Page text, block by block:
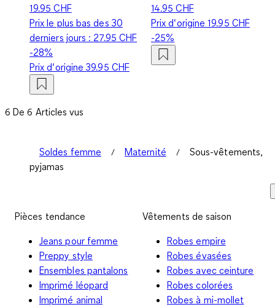
19.95 CHF
Prix le plus bas des 30
derniers jours : 27.95 CHF
-28%
Prix d‘origine39.95 CHF
14.95 CHF
Prix d‘origine19.95 CHF
-25%
6 De 6 Articles vus
Soldes femme Maternité
Sous-vêtements,
pyjamas
Pièces tendance
Jeans pour femme
Preppy style
Ensembles pantalons
Imprimé léopard
Imprimé animal
Vêtements de saison
Robes empire
Robes évasées
Robes avec ceinture
Robes colorées
Robes à mi-mollet